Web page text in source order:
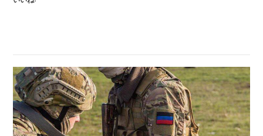
で
す